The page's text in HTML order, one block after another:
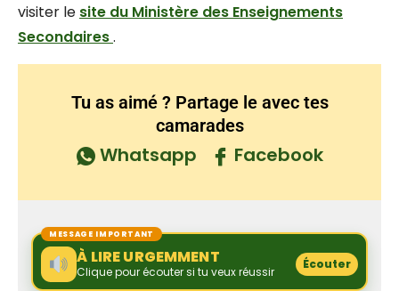
visiter le site du Ministère des Enseignements
Secondaires.
Tu as aimé ? Partage le avec tes
camarades
Whatsapp Facebook
MESSAGE IMPORTANT
À LIRE URGEMMENT
Clique pour écouter si tu veux réussir
Écouter